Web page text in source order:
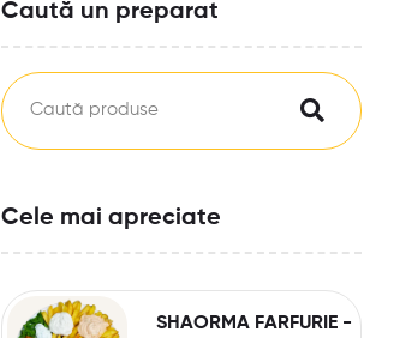
Caută un preparat
Cele mai apreciate
SHAORMA FARFURIE -